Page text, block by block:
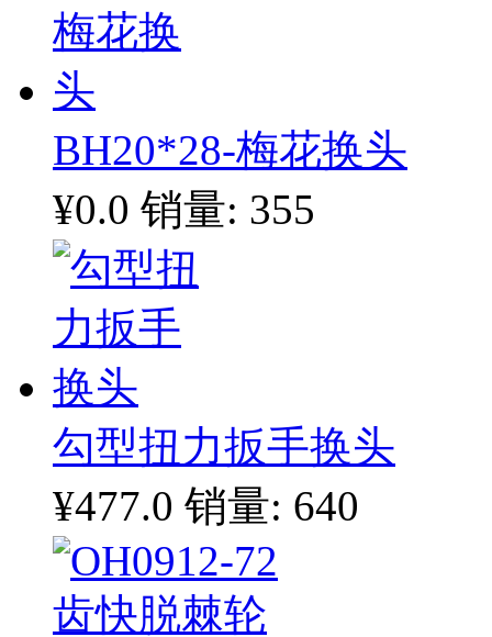
BH20*28-梅花换头
¥0.0 销量: 355
勾型扭力扳手换头
¥477.0 销量: 640